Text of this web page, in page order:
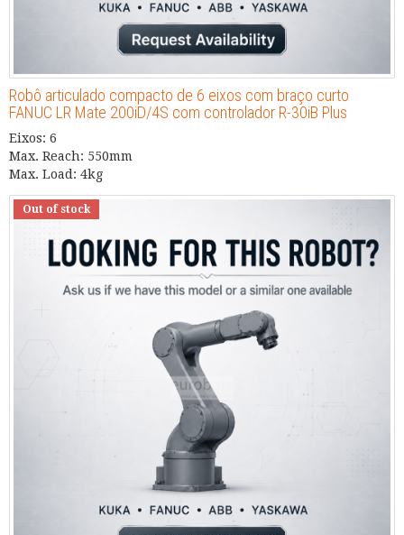
Robô articulado compacto de 6 eixos com braço curto
FANUC LR Mate 200iD/4S com controlador R-30iB Plus
Eixos: 6
Max. Reach: 550mm
Max. Load: 4kg
Out of stock